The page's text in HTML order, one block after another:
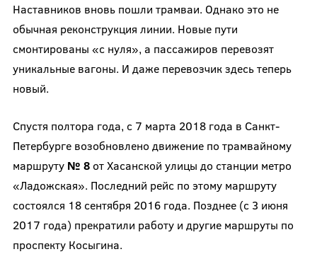
Наставников вновь пошли трамваи. Однако это не
обычная реконструкция линии. Новые пути
смонтированы «с нуля», а пассажиров перевозят
уникальные вагоны. И даже перевозчик здесь теперь
новый.
Спустя полтора года, с 7 марта 2018 года в Санкт-
Петербурге возобновлено движение по трамвайному
маршруту № 8от Хасанской улицы до станции метро
«Ладожская». Последний рейс по этому маршруту
состоялся 18 сентября 2016 года. Позднее (с 3 июня
2017 года) прекратили работу и другие маршруты по
проспекту Косыгина.